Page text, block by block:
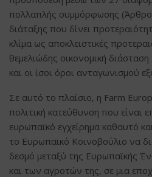
πολλαπλής συμμόρφωσης (Άρθρο
διάταξης που δίνει
κλίμα ως αποκλειστικές
θεμελιώδης οικονομική
και οι ίσοι όροι ανταγωνισμού
Σε αυτό το πλαίσιο, η Farm
πολιτική κατεύθυνση που είναι
ευρωπαϊκό εγχείρημα καθαυτό
το Ευρωπαϊκό Κοινοβούλιο να
δεσμό μεταξύ της Ευρωπαϊκής
και των αγροτών της, σε μια